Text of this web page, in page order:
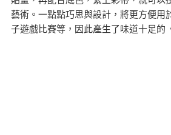
藝術。一點點巧思與設計，將更方便用
子遊戲比賽等，因此產生了味道十足的